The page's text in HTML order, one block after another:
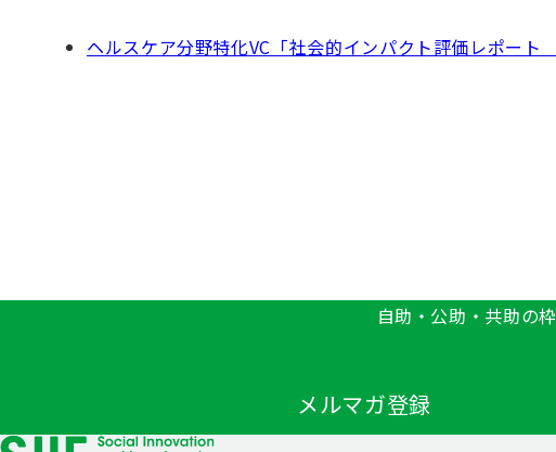
ヘルスケア分野特化VC「社会的インパクト評価レポー
自助・公助・共助の
メルマガ登録